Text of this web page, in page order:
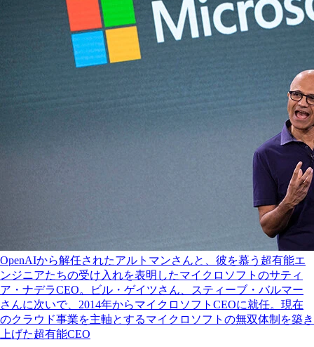
OpenAIから解任されたアルトマンさんと、彼を慕う超有能エ
ンジニアたちの受け入れを表明したマイクロソフトのサティ
ア・ナデラCEO。ビル・ゲイツさん、スティーブ・バルマー
さんに次いで、2014年からマイクロソフトCEOに就任。現在
のクラウド事業を主軸とするマイクロソフトの無双体制を築き
上げた超有能CEO